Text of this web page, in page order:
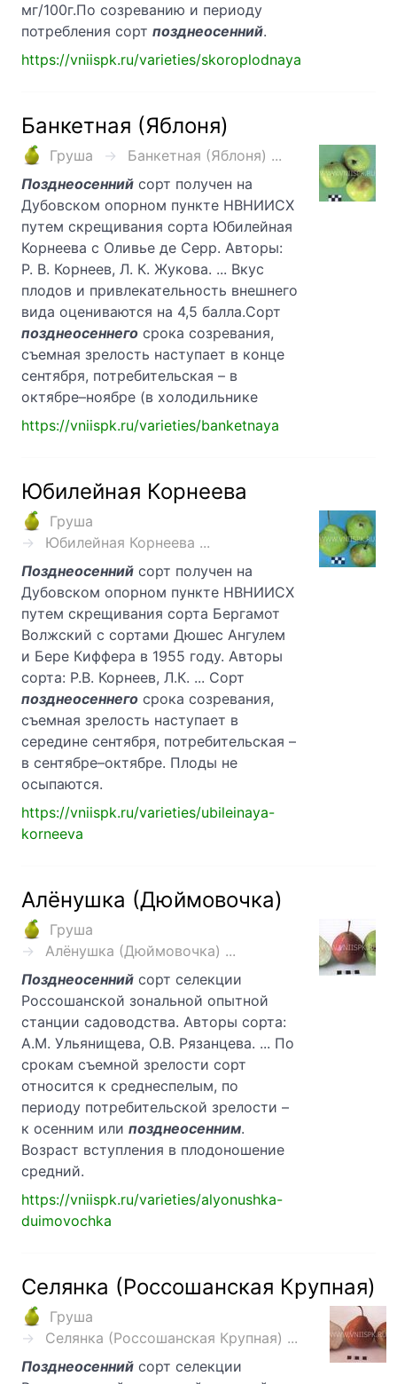
мг/100г.По созреванию и периоду
потребления сорт позднеосенний.
https://vniispk.ru/varieties/skoroplodnaya
Банкетная (Яблоня)
Груша
Банкетная (Яблоня) ...
Позднеосенний сорт получен на
Дубовском опорном пункте НВНИИСХ
путем скрещивания сорта Юбилейная
Корнеева с Оливье де Серр. Авторы:
Р. В. Корнеев, Л. К. Жукова. ... Вкус
плодов и привлекательность внешнего
вида оцениваются на 4,5 балла.Сорт
позднеосеннего срока созревания,
съемная зрелость наступает в конце
сентября, потребительская – в
октябре–ноябре (в холодильнике
https://vniispk.ru/varieties/banketnaya
Юбилейная Корнеева
Груша
Юбилейная Корнеева ...
Позднеосенний сорт получен на
Дубовском опорном пункте НВНИИСХ
путем скрещивания сорта Бергамот
Волжский с сортами Дюшес Ангулем
и Бере Киффера в 1955 году. Авторы
сорта: Р.В. Корнеев, Л.К. ... Сорт
позднеосеннего срока созревания,
съемная зрелость наступает в
середине сентября, потребительская –
в сентябре–октябре. Плоды не
осыпаются.
https://vniispk.ru/varieties/ubileinaya-
korneeva
Алёнушка (Дюймовочка)
Груша
Алёнушка (Дюймовочка) ...
Позднеосенний сорт селекции
Россошанской зональной опытной
станции садоводства. Авторы сорта:
А.М. Ульянищева, О.В. Рязанцева. ... По
срокам съемной зрелости сорт
относится к среднеспелым, по
периоду потребительской зрелости –
к осенним или позднеосенним.
Возраст вступления в плодоношение
средний.
https://vniispk.ru/varieties/alyonushka-
duimovochka
Селянка (Россошанская Крупная)
Груша
Селянка (Россошанская Крупная) ...
Позднеосенний сорт селекции